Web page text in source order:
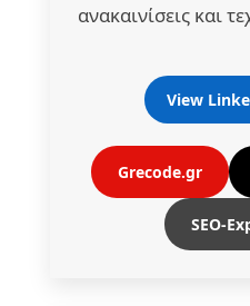
ανακαινίσεις και
View
Grecode.gr
SEO-